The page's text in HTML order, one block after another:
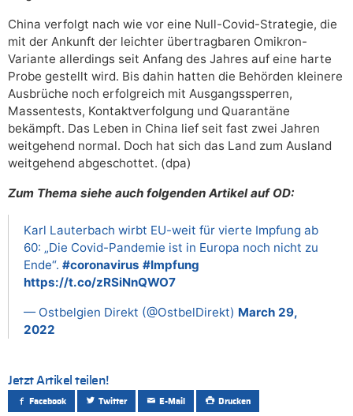
China verfolgt nach wie vor eine Null-Covid-Strategie, die
mit der Ankunft der leichter übertragbaren Omikron-
Variante allerdings seit Anfang des Jahres auf eine harte
Probe gestellt wird. Bis dahin hatten die Behörden kleinere
Ausbrüche noch erfolgreich mit Ausgangssperren,
Massentests, Kontaktverfolgung und Quarantäne
bekämpft. Das Leben in China lief seit fast zwei Jahren
weitgehend normal. Doch hat sich das Land zum Ausland
weitgehend abgeschottet. (dpa)
Zum Thema siehe auch folgenden Artikel auf OD:
Karl Lauterbach wirbt EU-weit für vierte Impfung ab
60: „Die Covid-Pandemie ist in Europa noch nicht zu
Ende“. #coronavirus #Impfung
https://t.co/zRSiNnQWO7
— Ostbelgien Direkt (@OstbelDirekt) March 29,
2022
Jetzt Artikel teilen!
Facebook Twitter E-Mail Drucken